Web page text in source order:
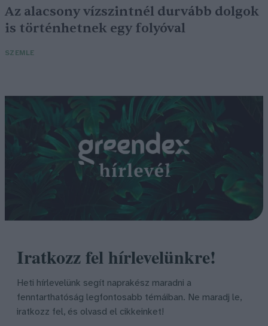
Az alacsony vízszintnél durvább dolgok
is történhetnek egy folyóval
SZEMLE
Iratkozz fel hírlevelünkre!
Heti hírlevelünk segít naprakész maradni a
fenntarthatóság legfontosabb témáiban. Ne maradj le,
iratkozz fel, és olvasd el cikkeinket!